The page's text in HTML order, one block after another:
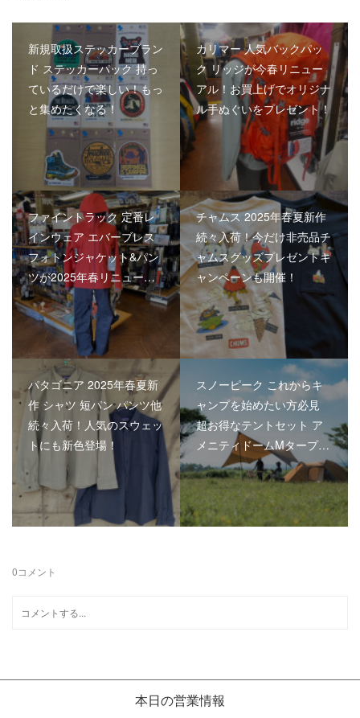
新規取扱ステッカーブラン
ド ステッカーパック 持っ
ているだけで楽しい！もっ
と集めたくなる！
カリマー 人気バックパッ
ク リッジが今春リニュー
アル！お買上げでオリジナ
ル手ぬぐいをプレゼント！
ファイントラック 定番レ
インウェア エバーブレス
フォトンジャケット&パン
ツが2025年春リニュー…
チャムス 2025年春夏新作
続々入荷！今だけ非売品チ
ャムスグッズプレゼントキ
ャンペーンも開催！
パタゴニア 2025年春夏新
作 シャツ 短パン パンツ他
続々入荷！人気のスウェッ
トにも新色登場！
スノーピーク これからキ
ャンプを始めたい方必見
超お得なテントセット ア
メニティドームMタープ…
0コメント
本日の営業情報